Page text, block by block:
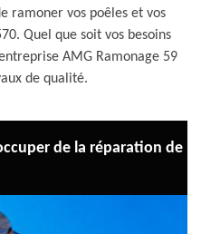
ramoner vos poêles et vos
Quel que soit vos besoins
AMG Ramonage 59
de qualité.
de la réparation de